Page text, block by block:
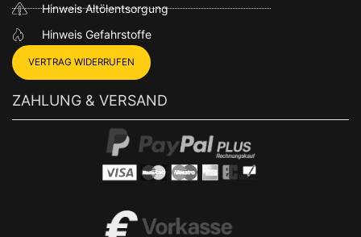
Hinweis Altölentsorgung
Hinweis Gefahrstoffe
VERTRAG WIDERRUFEN
ZAHLUNG & VERSAND